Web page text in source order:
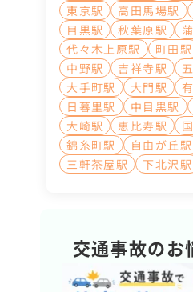
東京駅
高田馬場駅
目黒駅
秋葉原駅
代々木上原駅
町田駅
中野駅
吉祥寺駅
大手町駅
大門駅
日暮里駅
中目黒駅
大崎駅
恵比寿駅
錦糸町駅
自由が丘駅
三軒茶屋駅
下北沢駅
交通事故のお